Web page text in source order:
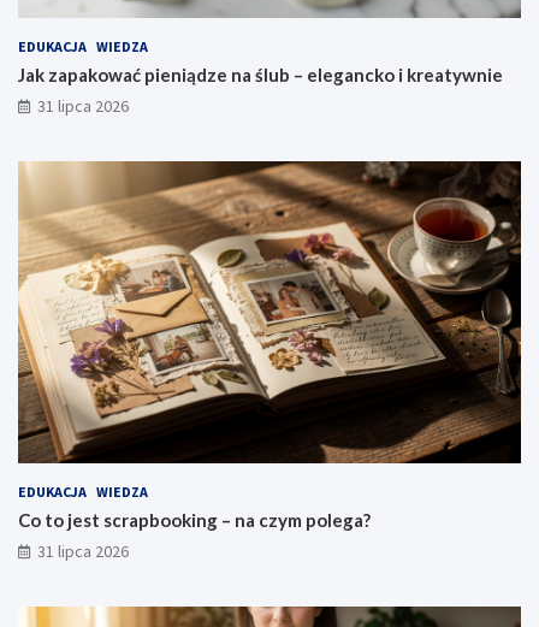
EDUKACJA WIEDZA
Jak zapakować pieniądze na ślub – elegancko i kreatywnie
31 lipca 2026
EDUKACJA WIEDZA
Co to jest scrapbooking – na czym polega?
31 lipca 2026